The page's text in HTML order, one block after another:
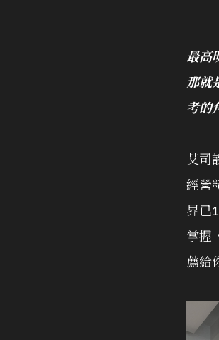
最高
那就
考的
艾司
經營
界已
掌握
薦給